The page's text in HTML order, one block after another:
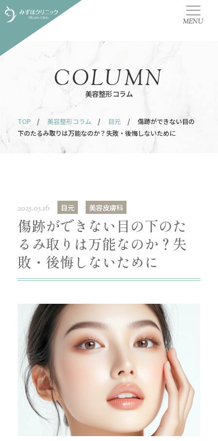
MENU
美容整形コラム
COLUMN
TOP / 美容整形コラム / 目元
/ 傷跡ができない目の
下のたるみ取りは万能なのか？失敗・後悔しないために
2025.05.16 目元 美容皮膚科
傷跡ができない目の下のた
るみ取りは万能なのか？失
敗・後悔しないために